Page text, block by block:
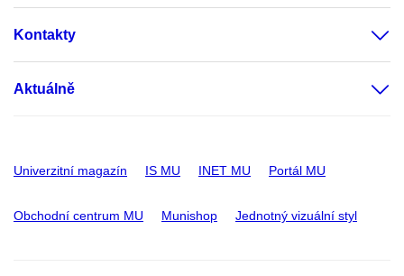
Kontakty
Aktuálně
Univerzitní magazín IS MU INET MU Portál MU
Obchodní centrum MU Munishop Jednotný vizuální styl